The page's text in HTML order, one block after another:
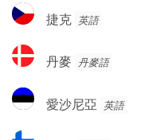
斯
捷
克
捷克 英語
丹
麥
丹麥 丹麥語
愛
沙
愛沙尼亞 英語